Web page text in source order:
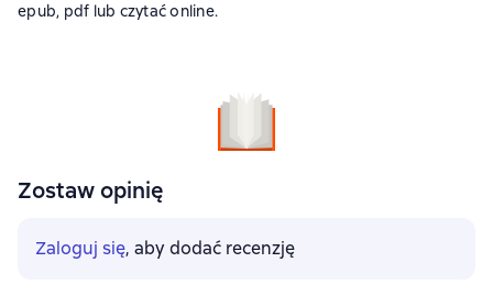
epub, pdf lub czytać online.
Zostaw opinię
Zaloguj się, aby dodać recenzję